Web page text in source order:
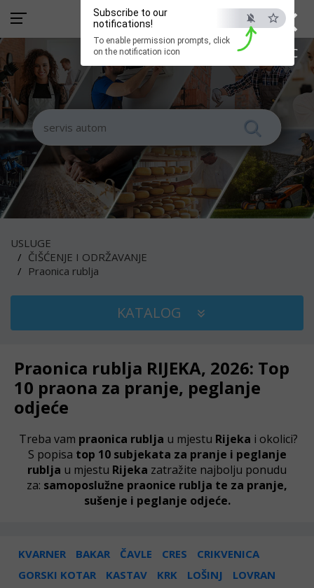
×
ESC
Subscribe to our
notifications!
To enable permission prompts, click
on the notification icon
USLUGE
ČIŠĆENJE I ODRŽAVANJE
Praonica rublja
KATALOG
Praonica rublja RIJEKA, 2026: Top
10 praona za pranje, peglanje
odjeće
Treba vam praonica rublja u mjestu Rijeka i okolici?
S popisa top 10 subjekata za pranje i peglanje
rublja u mjestu Rijeka zatražite najbolju ponudu
za: samoposlužne praonice rublja te za pranje,
sušenje i peglanje odjeće.
KVARNER BAKAR ČAVLE CRES
CRIKVENICA
GORSKI KOTAR
KASTAV KRK LOŠINJ
LOVRAN